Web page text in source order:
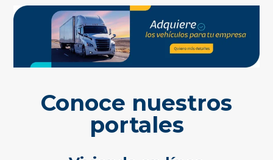
Conoce nuestros
portales